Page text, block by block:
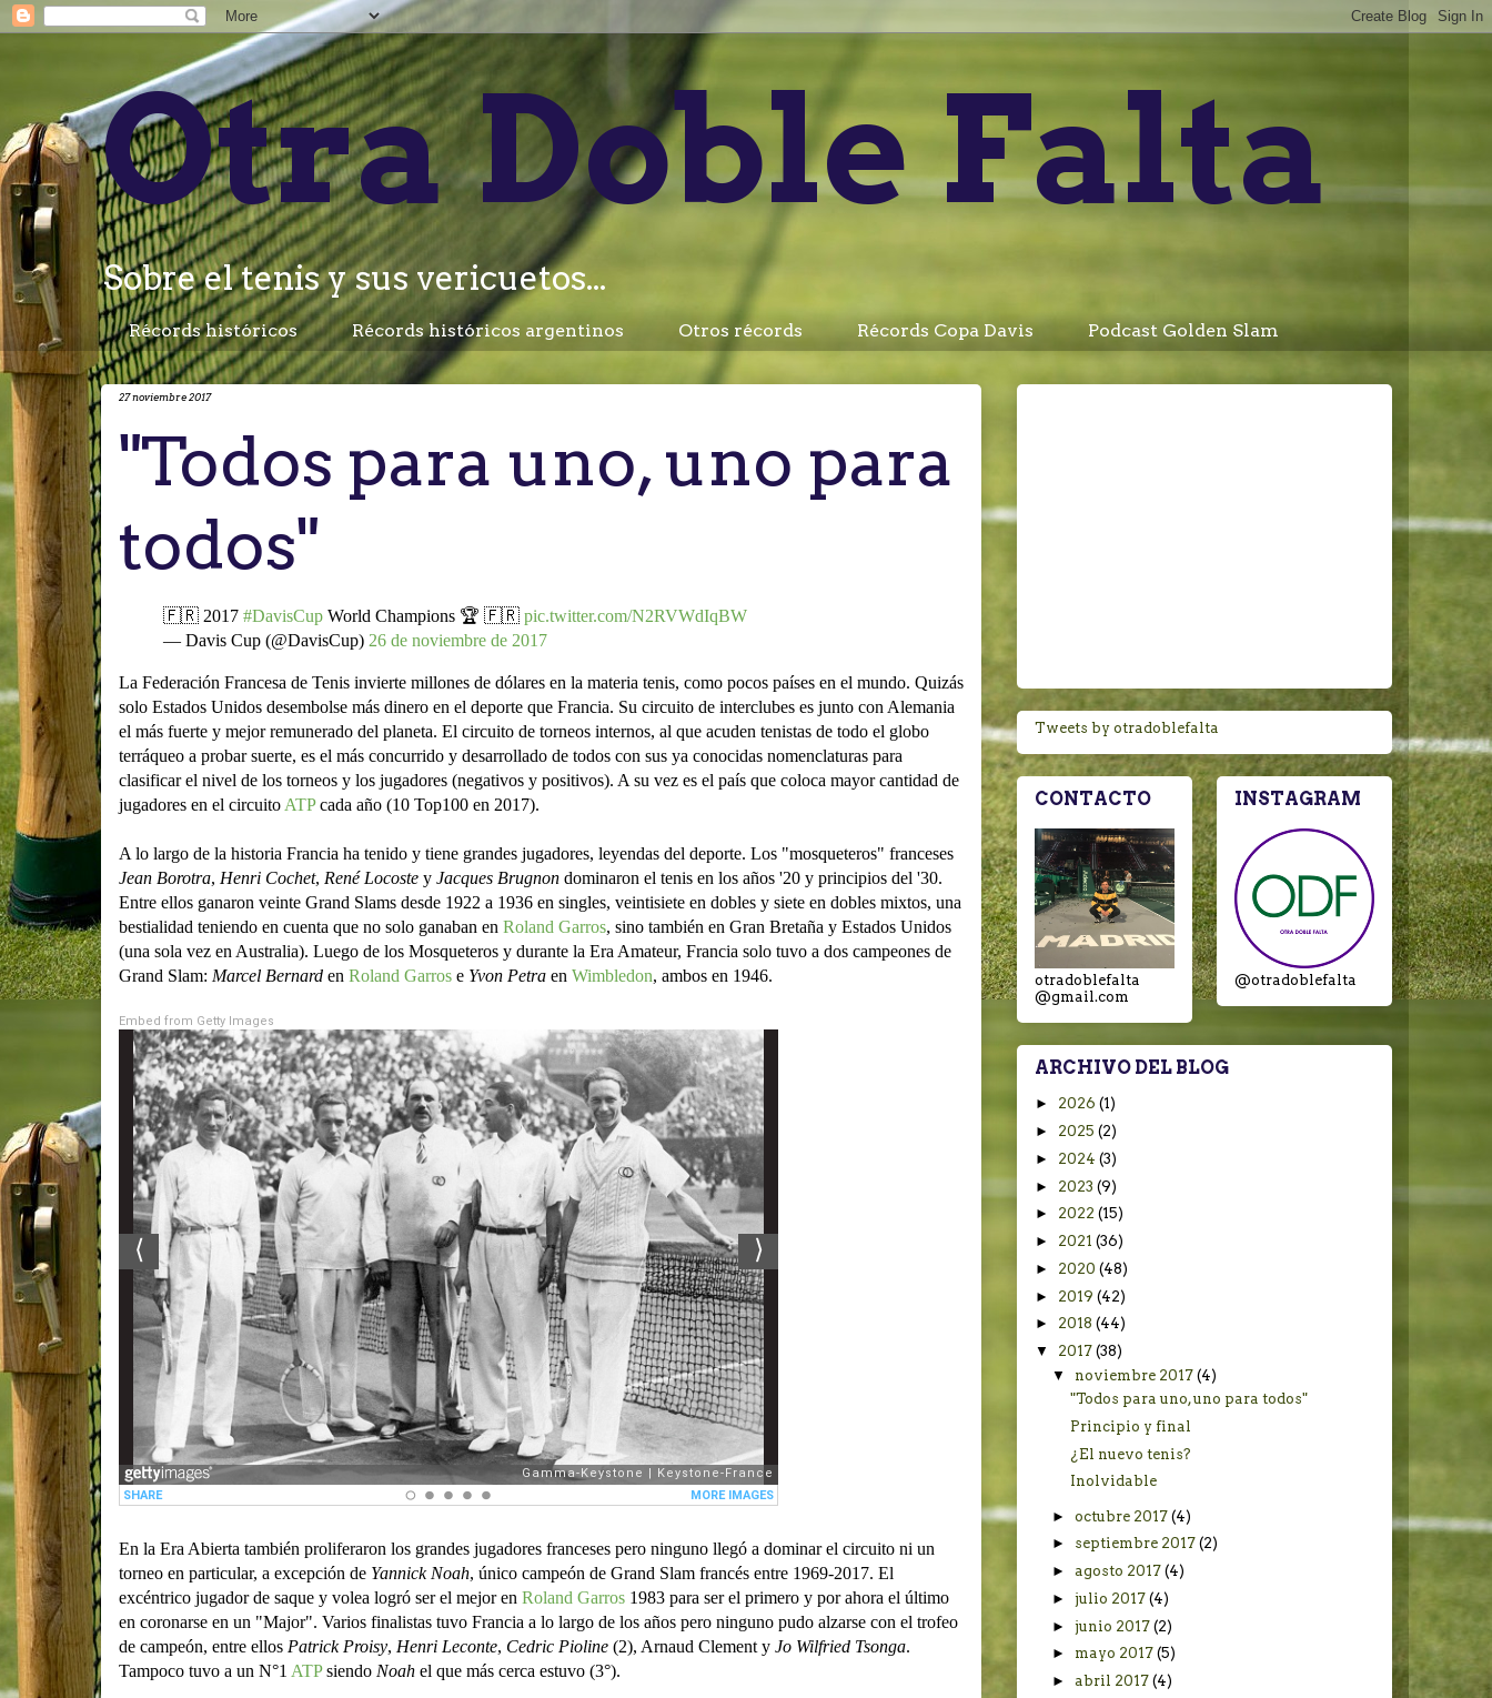
Otra Doble Falta
Sobre el tenis y sus vericuetos...
Récords históricos Récords históricos argentinos Otros récords Récords Copa Davis Podcast Golden Slam
27 noviembre 2017
"Todos para uno, uno para
todos"
🇫🇷 2017 #DavisCupWorld Champions 🏆 🇫🇷 pic.twitter.com/N2RVWdIqBW
— Davis Cup (@DavisCup) 26 de noviembre de 2017
La Federación Francesa de Tenis invierte millones de dólares en la materia tenis, como pocos países en el mundo. Quizás
solo Estados Unidos desembolse más dinero en el deporte que Francia. Su circuito de interclubes es junto con Alemania
el más fuerte y mejor remunerado del planeta. El circuito de torneos internos, al que acuden tenistas de todo el globo
terráqueo a probar suerte, es el más concurrido y desarrollado de todos con sus ya conocidas nomenclaturas para
clasificar el nivel de los torneos y los jugadores (negativos y positivos). A su vez es el país que coloca mayor cantidad de
jugadores en el circuito ATPcada año (10 Top100 en 2017).
A lo largo de la historia Francia ha tenido y tiene grandes jugadores, leyendas del deporte. Los "mosqueteros" franceses
Jean Borotra, Henri Cochet, René Locostey Jacques Brugnondominaron el tenis en los años '20 y principios del '30.
Entre ellos ganaron veinte Grand Slams desde 1922 a 1936 en singles, veintisiete en dobles y siete en dobles mixtos, una
bestialidad teniendo en cuenta que no solo ganaban en Roland Garros, sino también en Gran Bretaña y Estados Unidos
(una sola vez en Australia). Luego de los Mosqueteros y durante la Era Amateur, Francia solo tuvo a dos campeones de
Grand Slam: Marcel Bernarden Roland Garrose Yvon Petra en Wimbledon, ambos en 1946.
Embed from Getty Images
En la Era Abierta también proliferaron los grandes jugadores franceses pero ninguno llegó a dominar el circuito ni un
torneo en particular, a excepción de Yannick Noah, único campeón de Grand Slam francés entre 1969-2017. El
excéntrico jugador de saque y volea logró ser el mejor en Roland Garros1983 para ser el primero y por ahora el último
en coronarse en un "Major". Varios finalistas tuvo Francia a lo largo de los años pero ninguno pudo alzarse con el trofeo
de campeón, entre ellos Patrick Proisy, Henri Leconte, Cedric Pioline(2), Arnaud Clement y Jo Wilfried Tsonga.
Tampoco tuvo a un N°1 ATPsiendo Noah el que más cerca estuvo (3°).
Tweets by otradoblefalta
CONTACTO
otradoblefalta
@gmail.com
INSTAGRAM
@otradoblefalta
ARCHIVO DEL BLOG
► 2026 (1)
► 2025 (2)
► 2024 (3)
► 2023 (9)
► 2022 (15)
► 2021 (36)
► 2020 (48)
► 2019 (42)
► 2018 (44)
▼ 2017 (38)
▼ noviembre 2017(4)
"Todos para uno, uno para todos"
Principio y final
¿El nuevo tenis?
Inolvidable
►octubre 2017(4)
► septiembre 2017(2)
►agosto 2017(4)
►julio 2017(4)
►junio 2017(2)
► mayo 2017(5)
►abril 2017(4)